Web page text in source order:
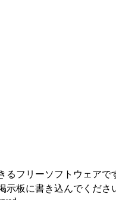
フリーソフトウェア
板に書き込んでくださ